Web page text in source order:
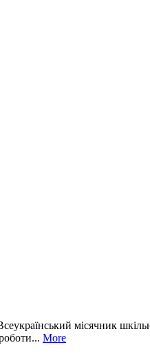
місячник
More